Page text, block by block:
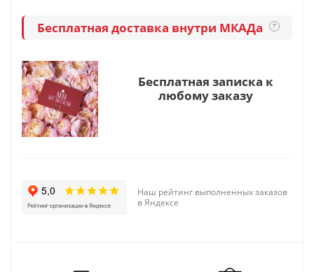
Бесплатная доставка внутри МКАДа ?
Бесплатная записка к
любому заказу
Наш рейтинг выполненных заказов
в Яндексе